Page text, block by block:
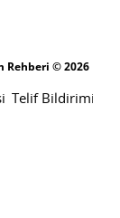
Rehberi © 2026
Telif Bildirimi